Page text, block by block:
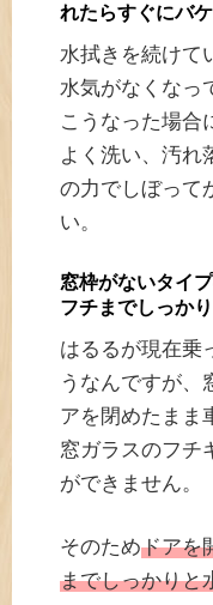
れたらすぐにバ
水拭きを続けて
水気がなくなっ
こうなった場合
よく洗い、汚れ
の力でしぼって
い。
窓枠がないタイ
フチまでしっか
はるるが現在乗
うなんですが、
アを閉めたまま
窓ガラスのフチ
ができません。
そのためドアを
までしっかりと